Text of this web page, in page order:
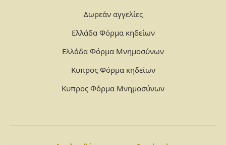
Δωρεάν αγγελίες
Ελλάδα Φόρμα κηδείων
Ελλάδα Φόρμα Μνημοσύνων
Κυπρος Φόρμα κηδείων
Κυπρος Φόρμα Μνημοσύνων